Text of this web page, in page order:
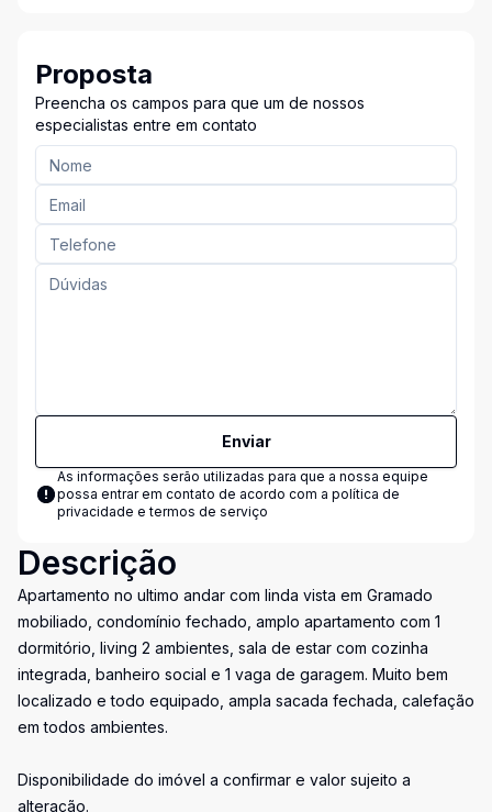
Proposta
Preencha os campos para que um de nossos
especialistas entre em contato
Enviar
As informações serão utilizadas para que a nossa equipe
possa entrar em contato de acordo com a política de
privacidade e termos de serviço
Descrição
Apartamento no ultimo andar com linda vista em Gramado
mobiliado, condomínio fechado, amplo apartamento com 1
dormitório, living 2 ambientes, sala de estar com cozinha
integrada, banheiro social e 1 vaga de garagem. Muito bem
localizado e todo equipado, ampla sacada fechada, calefação
em todos ambientes.
Disponibilidade do imóvel a confirmar e valor sujeito a
alteração.